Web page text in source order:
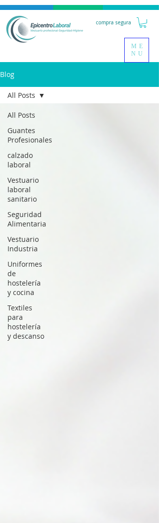
compra segura
ME
NU
Blog
All Posts
Guantes
Profesionales
calzado
laboral
Vestuario
laboral
sanitario
Seguridad
Alimentaria
Vestuario
Industria
Uniformes
de
hostelería
y cocina
Textiles
para
hostelería
y descanso
All Posts